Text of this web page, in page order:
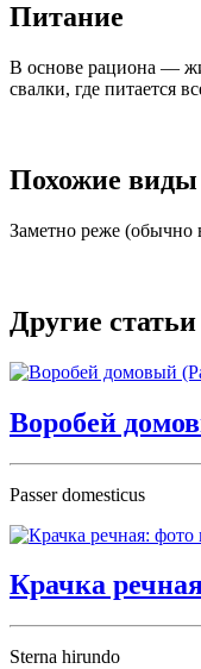
Питание
В основе рациона —
свалки, где питается
Похожие виды
Заметно реже (обычно
Другие статьи
Воробей
Passer domesticus
Крачка
Sterna hirundo